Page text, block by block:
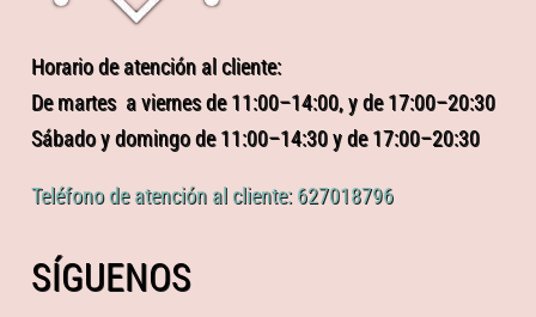
Horario de atención al cliente:
De martes a viernes de 11:00–14:00, y de 17:00–20:30
Sábado y domingo de 11:00–14:30 y de 17:00–20:30
Teléfono de atención al cliente: 627018796
SÍGUENOS